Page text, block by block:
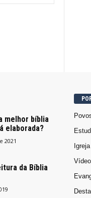
melhor bíblia
elaborada?
2021
da Bíblia